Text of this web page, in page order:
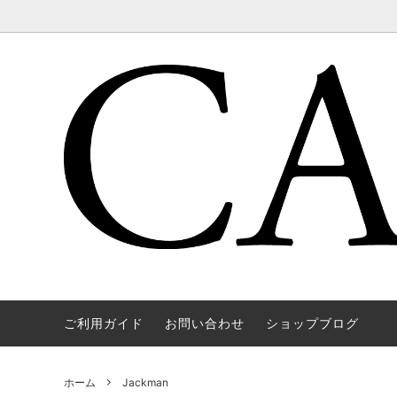
WAREHOUSE & CO. OOE
OUTER TOPS
ご利用ガイド お問い合わせ ショップブログ
ホーム Jackman